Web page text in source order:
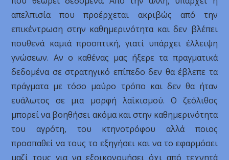
απελπισία που προέρχεται ακριβώς από την
επικέντρωση στην καθημερινότητα και δεν βλέπει
πουθενά καμιά προοπτική, γιατί υπάρχει έλλειψη
γνώσεων. Αν ο καθένας μας ήξερε τα πραγματικά
δεδομένα σε στρατηγικό επίπεδο δεν θα έβλεπε τα
πράγματα με τόσο μαύρο τρόπο και δεν θα ήταν
ευάλωτος σε μια μορφή λαϊκισμού. Ο ζεόλιθος
μπορεί να βοηθήσει ακόμα και στην καθημερινότητα
του αγρότη, του κτηνοτρόφου αλλά ποιος
προσπαθεί να τους το εξηγήσει και να το εφαρμόσει
μαζί τους για να εξοικονομήσει όχι από τεχνητά